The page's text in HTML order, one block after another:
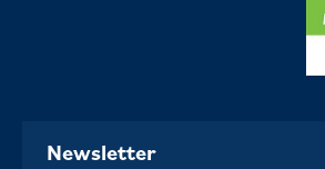
Newsletter